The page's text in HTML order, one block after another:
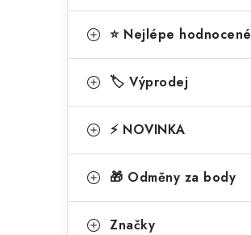
⭐ Nejlépe hodnocené
🏷️ Výprodej
⚡ NOVINKA
🎁 Odměny za body
Značky